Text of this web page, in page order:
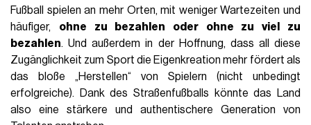
Fußball spielen an mehr Orten, mit weniger Wartezeiten und
häufiger, ohne zu bezahlen oder ohne zu viel zu
bezahlen. Und außerdem in der Hoffnung, dass all diese
Zugänglichkeit zum Sport die Eigenkreation mehr fördert als
das bloße „Herstellen“ von Spielern (nicht unbedingt
erfolgreiche). Dank des Straßenfußballs könnte das Land
also eine stärkere und authentischere Generation von